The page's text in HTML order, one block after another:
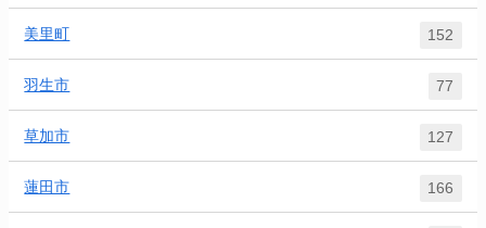
美里町 152
羽生市 77
草加市 127
蓮田市 166